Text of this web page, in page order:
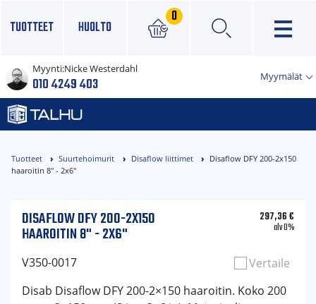
TUOTTEET HUOLTO
0
×
Myynti:Nicke Westerdahl
010 4249 403 Myymälät
Tuotteet Suurtehoimurit Disaflow liittimet
Disaflow DFY 200-2x150
haaroitin 8" - 2x6"
DISAFLOW DFY 200-2X150
HAAROITIN 8" - 2X6"
297,36€
alv 0%
V350-0017
Vertaile
Disab Disaflow DFY 200-2×150 haaroitin. Koko 200